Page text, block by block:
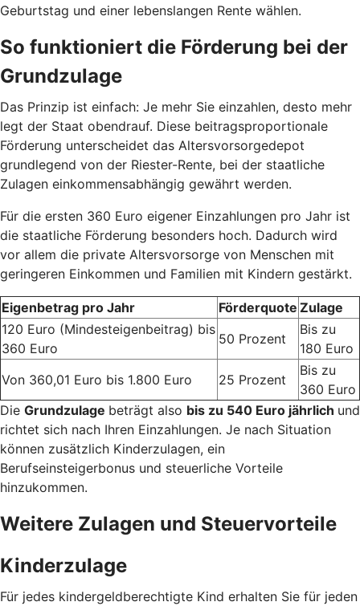
Geburtstag und einer lebenslangen Rente wählen.
So funktioniert die Förderung bei der
Grundzulage
Das Prinzip ist einfach: Je mehr Sie einzahlen, desto mehr
legt der Staat obendrauf. Diese beitragsproportionale
Förderung unterscheidet das Altersvorsorgedepot
grundlegend von der Riester-Rente, bei der staatliche
Zulagen einkommensabhängig gewährt werden.
Für die ersten 360 Euro eigener Einzahlungen pro Jahr ist
die staatliche Förderung besonders hoch. Dadurch wird
vor allem die private Altersvorsorge von Menschen mit
geringeren Einkommen und Familien mit Kindern gestärkt.
Eigenbetrag pro Jahr Förderquote Zulage
120 Euro (Mindesteigenbeitrag) bis
360 Euro
50 Prozent
Bis zu
180 Euro
Von 360,01 Euro bis 1.800 Euro
25 Prozent
Bis zu
360 Euro
Die Grundzulage beträgt also bis zu 540 Euro jährlich und
richtet sich nach Ihren Einzahlungen. Je nach Situation
können zusätzlich Kinderzulagen, ein
Berufseinsteigerbonus und steuerliche Vorteile
hinzukommen.
Weitere Zulagen und Steuervorteile
Kinderzulage
Für jedes kindergeldberechtigte Kind erhalten Sie für jeden